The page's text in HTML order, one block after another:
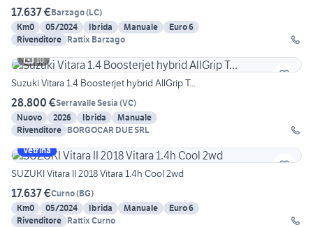
17.637 €Barzago(LC)
Km0
05/2024 Ibrida Manuale
Euro 6
Rivenditore Rattix Barzago
10
Suzuki Vitara 1.4 Boosterjet hybrid AllGrip T...
28.800 €Serravalle Sesia (VC)
Nuovo
2026 Ibrida
Manuale
Rivenditore BORGOCAR DUE SRL
Vetrina
SUZUKI Vitara II 2018 Vitara 1.4h Cool 2wd
17.637 €Curno(BG)
Km0
05/2024 Ibrida Manuale
Euro 6
Rivenditore Rattix Curno